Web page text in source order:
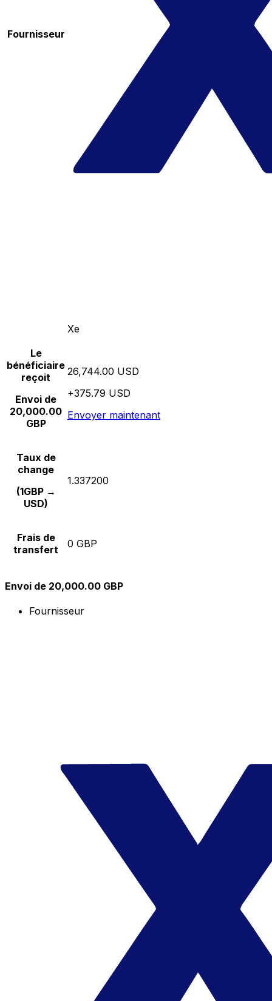
Fournisseur
Xe
Le
bénéficiaire
reçoit
Envoi de
20,000.00
GBP
26,744.00 USD
+375.79 USD
Envoyer maintenant
Taux de
change
(1GBP →
USD)
1.337200
Frais de
transfert
0 GBP
Envoi de 20,000.00 GBP
Fournisseur